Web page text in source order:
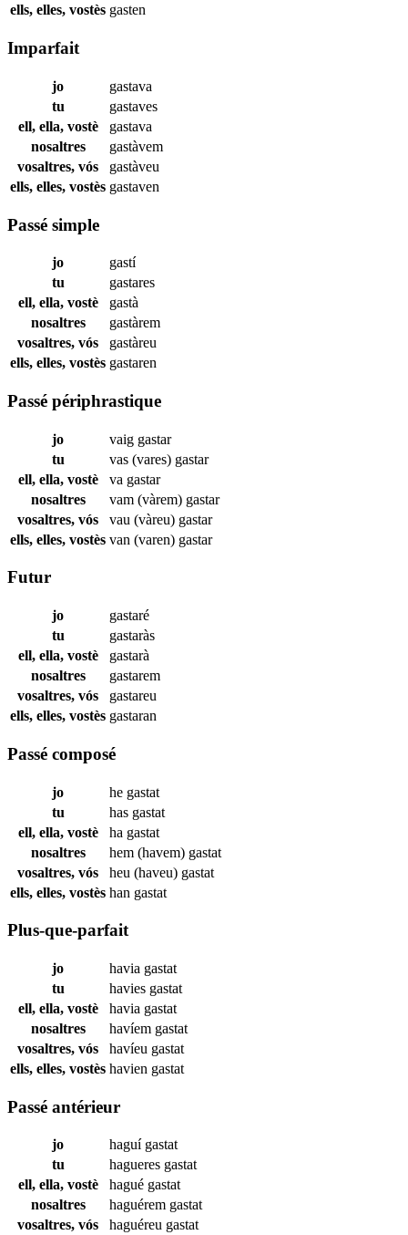
ells, elles, vostès gasten
Imparfait
jo
gastava
tu
gastaves
ell, ella, vostè
gastava
nosaltres
gastàvem
vosaltres, vós
gastàveu
ells, elles, vostès gastaven
Passé simple
jo
gastí
tu
gastares
ell, ella, vostè
gastà
nosaltres
gastàrem
vosaltres, vós
gastàreu
ells, elles, vostès gastaren
Passé périphrastique
jo vaig gastar
tu
vas (vares) gastar
ell, ella, vostè
va gastar
nosaltres
vam (vàrem) gastar
vosaltres, vós
vau (vàreu) gastar
ells, elles, vostès van (varen) gastar
Futur
jo
gastaré
tu
gastaràs
ell, ella, vostè
gastarà
nosaltres
gastarem
vosaltres, vós
gastareu
ells, elles, vostès gastaran
Passé composé
jo he gastat
tu
has gastat
ell, ella, vostè
ha gastat
nosaltres
hem (havem) gastat
vosaltres, vós
heu (haveu) gastat
ells, elles, vostès han gastat
Plus-que-parfait
jo havia gastat
tu
havies gastat
ell, ella, vostè
havia gastat
nosaltres
havíem gastat
vosaltres, vós
havíeu gastat
ells, elles, vostès havien gastat
Passé antérieur
jo haguí gastat
tu
hagueres gastat
ell, ella, vostè
hagué gastat
nosaltres
haguérem gastat
vosaltres, vós
haguéreu gastat